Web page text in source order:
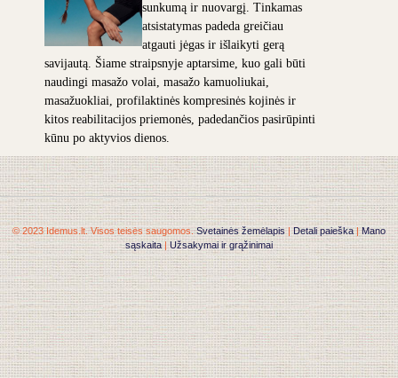
sunkumą ir nuovargį. Tinkamas
atsistatymas padeda greičiau
atgauti jėgas ir išlaikyti gerą
savijautą. Šiame straipsnyje aptarsime, kuo gali būti
naudingi masažo volai, masažo kamuoliukai,
masažuokliai, profilaktinės kompresinės kojinės ir
kitos reabilitacijos priemonės, padedančios pasirūpinti
kūnu po aktyvios dienos.
© 2023 Idemus.lt. Visos teisės saugomos.Svetainės žemėlapis|Detali paieška|Mano
sąskaita| Užsakymai ir grąžinimai